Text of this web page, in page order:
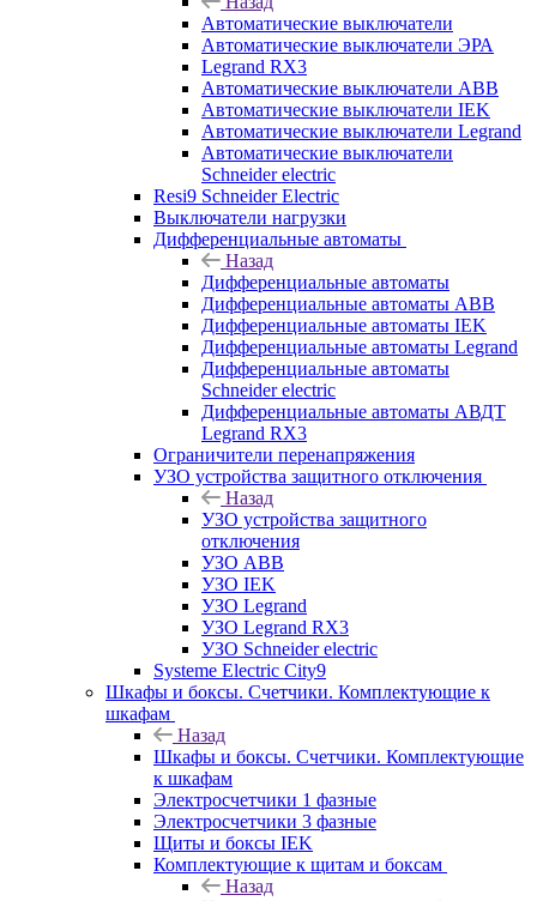
Автоматические выключатели
Автоматические выключатели ЭРА
Legrand RX3
Автоматические выключатели ABB
Автоматические выключатели IEK
Автоматические выключатели Legrand
Автоматические выключатели
Schneider electric
Resi9 Schneider Electric
Выключатели нагрузки
Дифференциальные автоматы
Назад
Дифференциальные автоматы
Дифференциальные автоматы ABB
Дифференциальные автоматы IEK
Дифференциальные автоматы Legrand
Дифференциальные автоматы
Schneider electric
Дифференциальные автоматы АВДТ
Legrand RX3
Ограничители перенапряжения
УЗО устройства защитного отключения
Назад
УЗО устройства защитного
отключения
УЗО ABB
УЗО IEK
УЗО Legrand
УЗО Legrand RX3
УЗО Schneider electric
Systeme Electric City9
Шкафы и боксы. Счетчики. Комплектующие к
шкафам
Назад
Шкафы и боксы. Счетчики. Комплектующие
к шкафам
Электросчетчики 1 фазные
Электросчетчики 3 фазные
Щиты и боксы IEK
Комплектующие к щитам и боксам
Назад